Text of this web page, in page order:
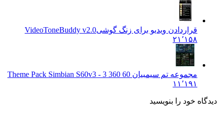
قراردادن ویدیو برای زنگ گوشیVideoToneBuddy v2.0
۲۱٬۱۵۸
مجموعه تم سیمبیان 60 3
60 3 - Theme Pack Simbian S60v3
۱۱٬۱۹۱
دیدگاه خود را بنویسید